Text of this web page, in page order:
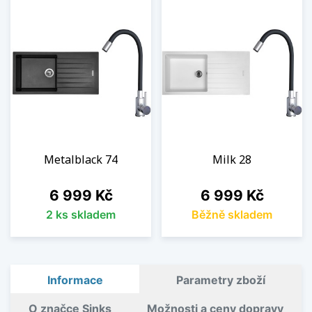
Metalblack 74
Cena
6 999 Kč
2 ks skladem
Milk 28
Cena
6 999 Kč
Běžně skladem
Informace Parametry zboží
O značce Sinks Možnosti a ceny dopravy